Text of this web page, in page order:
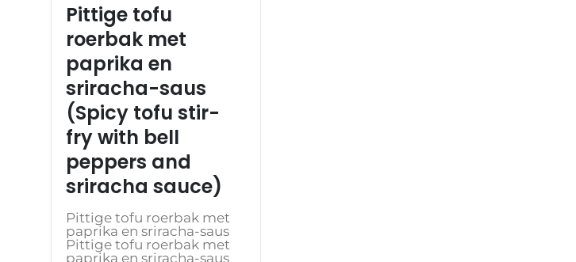
Pittige tofu
roerbak met
paprika en
sriracha-saus
(Spicy tofu stir-
fry with bell
peppers and
sriracha sauce)
Pittige tofu roerbak met
paprika en sriracha-saus
Pittige tofu roerbak met
paprika en sriracha-saus